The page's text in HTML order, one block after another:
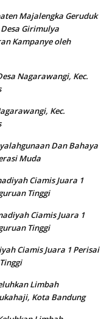
Majalengka Geruduk
Girimulya
Kampanye oleh
Nagarawangi, Kec.
Kec.
Dan Bahaya
Muda
Ciamis Juara 1
Tinggi
Ciamis Juara 1
Tinggi
Ciamis Juara 1 Perisai
Limbah
Kota Bandung